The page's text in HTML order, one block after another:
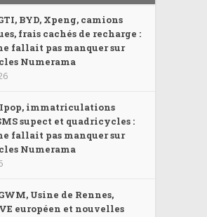
BYD, Xpeng, camions
frais cachés de recharge :
fallait pas manquer sur
Numerama
Ipop, immatriculations
supect et quadricycles :
fallait pas manquer sur
Numerama
Usine de Rennes,
européen et nouvelles